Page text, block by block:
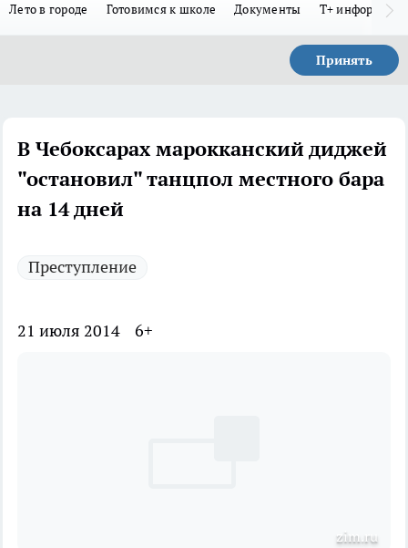
Лето в городе Готовимся к школе Документы Т+
Принять
В Чебоксарах марокканский диджей
"остановил" танцпол местного бара
на 14 дней
Преступление
21 июля 2014 6+
zim.ru